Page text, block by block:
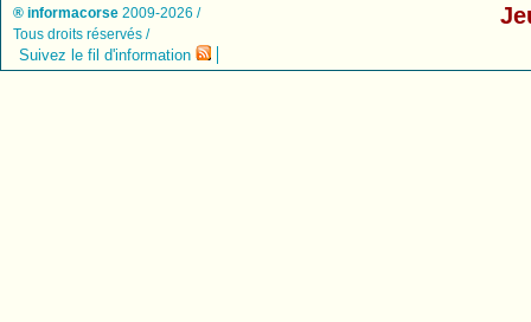
® informacorse 2009-2026 /
Tous droits réservés /
Suivez le fil d'information